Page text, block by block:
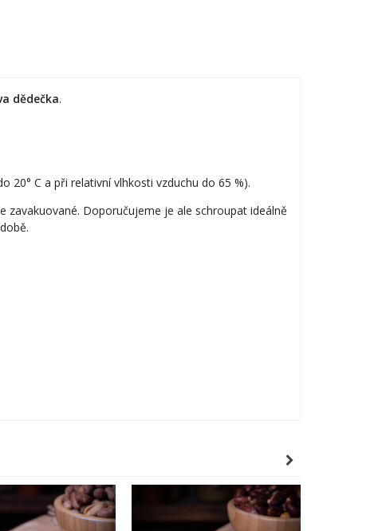
dědečka.
20° C a při relativní vlhkosti vzduchu do 65 %).
zavakuované. Doporučujeme je ale schroupat ideálně